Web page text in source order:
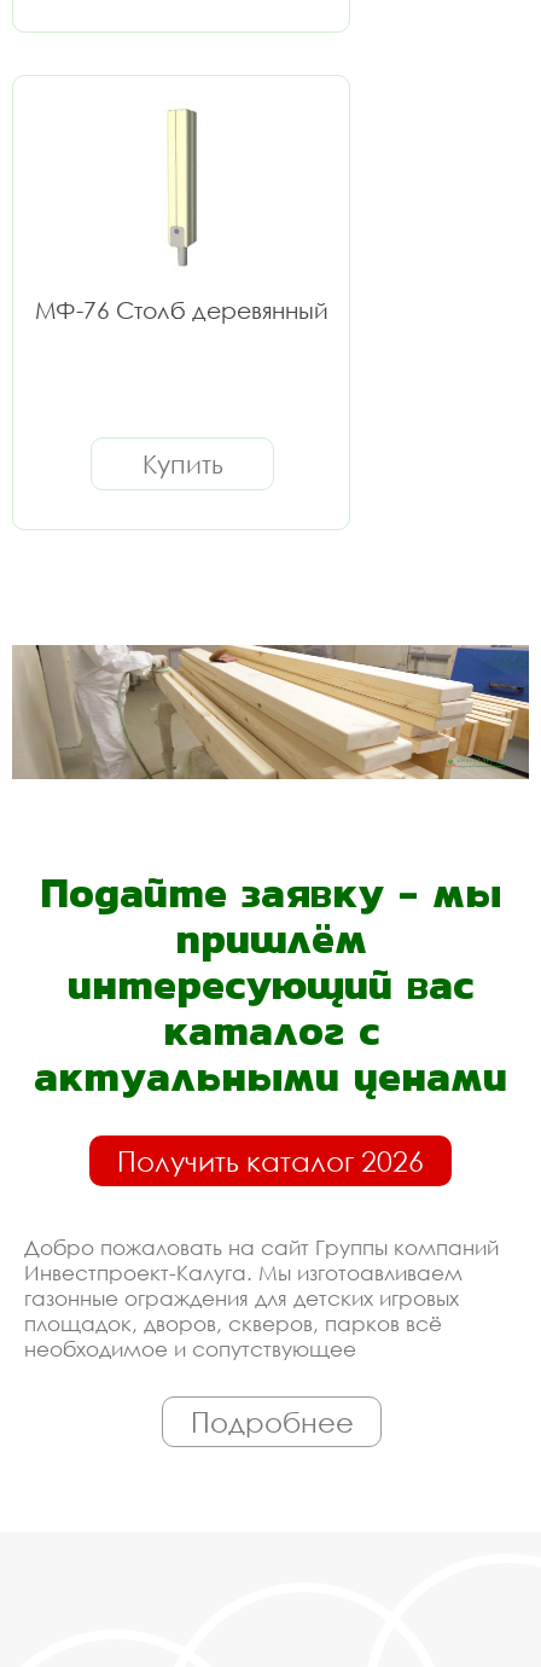
МФ-76 Столб деревянный
Купить
Подайте заявку - мы
пришлём
интересующий вас
каталог с
актуальными ценами
Получить каталог 2026
Добро пожаловать на сайт Группы компаний
Инвестпроект-Калуга. Мы изготоавливаем
газонные ограждения для детских игровых
площадок, дворов, скверов, парков всё
необходимое и сопутствующее
оборудована современными ЧПУ станками,
работает только квалифицированный
персонал. Поэтому Вы всегда можете
Подробнее